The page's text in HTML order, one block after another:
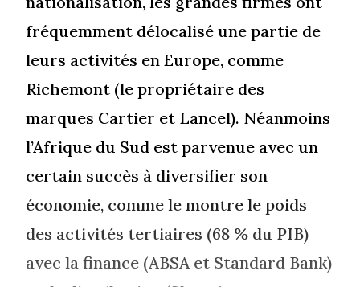
fréquemment délocalisé une partie de
leurs activités en Europe, comme
Richemont (le propriétaire des
marques Cartier et Lancel). Néanmoins
l’Afrique du Sud est parvenue avec un
certain succès à diversifier son
économie, comme le montre le poids
des activités tertiaires (68 % du PIB)
avec la finance (ABSA et Standard Bank)